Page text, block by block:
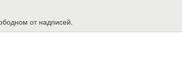
от надписей.